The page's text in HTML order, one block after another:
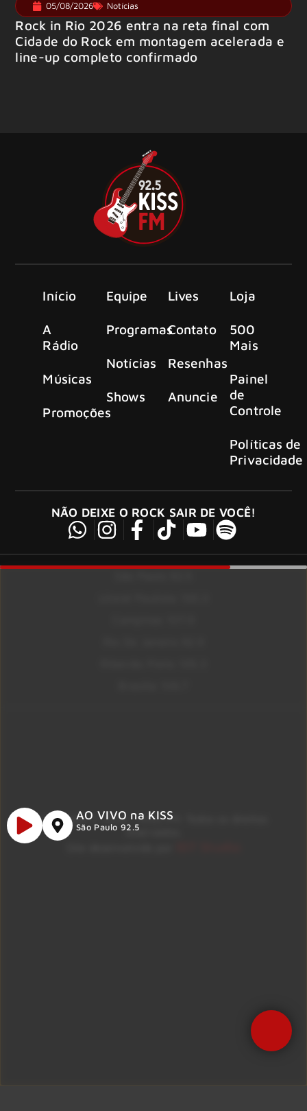
05/08/2026 Notícias
Rock in Rio 2026 entra na reta final com
Cidade do Rock em montagem acelerada e
line-up completo confirmado
Início
A
Rádio
Músicas
Promoções
Equipe
Programas
Notícias
Shows
Lives
Contato
Resenhas
Anuncie
Loja
500
Mais
Painel
de
Controle
Políticas de
Privacidade
NÃO DEIXE O ROCK SAIR DE VOCÊ!
Copyright © 2026 – KISS FM. Todos os direitos
reservados.
AO VIVO na KISS
São Paulo 92.5